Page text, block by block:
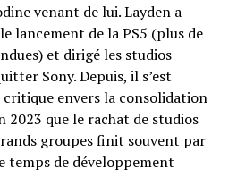
venant de lui. Layden a
lancement de la PS5 (plus de
et dirigé les studios
Sony. Depuis, il s’est
envers la consolidation
2023 que le rachat de studios
groupes finit souvent par
temps de développement